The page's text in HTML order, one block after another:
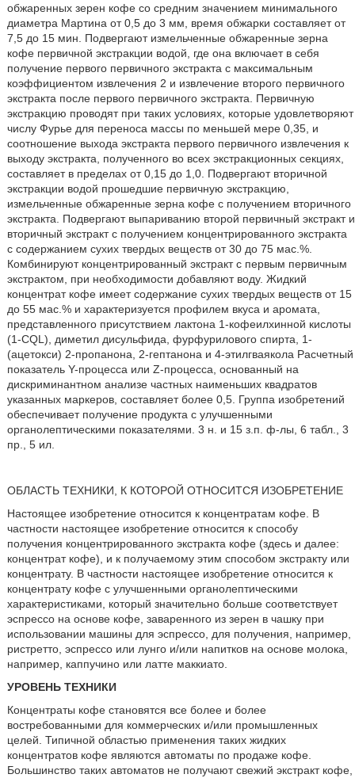
обжаренных зерен кофе со средним значением минимального
диаметра Мартина от 0,5 до 3 мм, время обжарки составляет от
7,5 до 15 мин. Подвергают измельченные обжаренные зерна
кофе первичной экстракции водой, где она включает в себя
получение первого первичного экстракта с максимальным
коэффициентом извлечения 2 и извлечение второго первичного
экстракта после первого первичного экстракта. Первичную
экстракцию проводят при таких условиях, которые удовлетворяют
числу Фурье для переноса массы по меньшей мере 0,35, и
соотношение выхода экстракта первого первичного извлечения к
выходу экстракта, полученного во всех экстракционных секциях,
составляет в пределах от 0,15 до 1,0. Подвергают вторичной
экстракции водой прошедшие первичную экстракцию,
измельченные обжаренные зерна кофе с получением вторичного
экстракта. Подвергают выпариванию второй первичный экстракт и
вторичный экстракт с получением концентрированного экстракта
с содержанием сухих твердых веществ от 30 до 75 мас.%.
Комбинируют концентрированный экстракт с первым первичным
экстрактом, при необходимости добавляют воду. Жидкий
концентрат кофе имеет содержание сухих твердых веществ от 15
до 55 мас.% и характеризуется профилем вкуса и аромата,
представленного присутствием лактона 1-кофеилхинной кислоты
(1-CQL), диметил дисульфида, фурфурилового спирта, 1-
(ацетокси) 2-пропанона, 2-гептанона и 4-этилгваякола Расчетный
показатель Y-процесса или Z-процесса, основанный на
дискриминантном анализе частных наименьших квадратов
указанных маркеров, составляет более 0,5. Группа изобретений
обеспечивает получение продукта с улучшенными
органолептическими показателями. 3 н. и 15 з.п. ф-лы, 6 табл., 3
пр., 5 ил.
ОБЛАСТЬ ТЕХНИКИ, К КОТОРОЙ ОТНОСИТСЯ ИЗОБРЕТЕНИЕ
Настоящее изобретение относится к концентратам кофе. В
частности настоящее изобретение относится к способу
получения концентрированного экстракта кофе (здесь и далее:
концентрат кофе), и к получаемому этим способом экстракту или
концентрату. В частности настоящее изобретение относится к
концентрату кофе с улучшенными органолептическими
характеристиками, который значительно больше соответствует
эспрессо на основе кофе, заваренного из зерен в чашку при
использовании машины для эспрессо, для получения, например,
ристретто, эспрессо или лунго и/или напитков на основе молока,
например, каппучино или латте маккиато.
УРОВЕНЬ ТЕХНИКИ
Концентраты кофе становятся все более и более
востребованными для коммерческих и/или промышленных
целей. Типичной областью применения таких жидких
концентратов кофе являются автоматы по продаже кофе.
Большинство таких автоматов не получают свежий экстракт кофе,